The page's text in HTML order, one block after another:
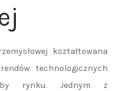
kształtowana
technologicznych
rynku. Jednym z